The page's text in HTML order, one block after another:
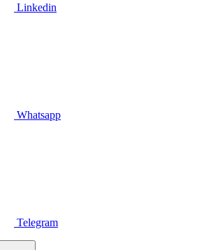
Linkedin
Whatsapp
Telegram